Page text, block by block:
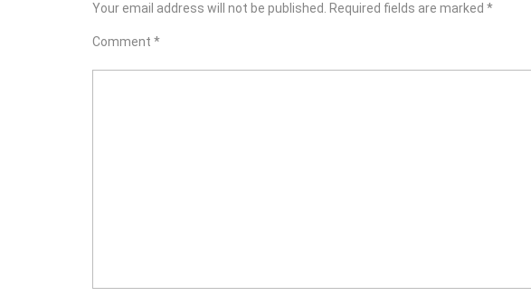
Your email address will not be published. Required fields are marked *
Comment *